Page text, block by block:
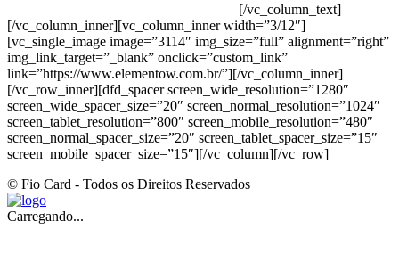
[/vc_column_text]
[/vc_column_inner][vc_column_inner width=”3/12″]
[vc_single_image image=”3114″ img_size=”full” alignment=”right”
img_link_target=”_blank” onclick=”custom_link”
link=”https://www.elementow.com.br/”][/vc_column_inner]
[/vc_row_inner][dfd_spacer screen_wide_resolution=”1280″
screen_wide_spacer_size=”20″ screen_normal_resolution=”1024″
screen_tablet_resolution=”800″ screen_mobile_resolution=”480″
screen_normal_spacer_size=”20″ screen_tablet_spacer_size=”15″
screen_mobile_spacer_size=”15″][/vc_column][/vc_row]
© Fio Card - Todos os Direitos Reservados
Carregando...